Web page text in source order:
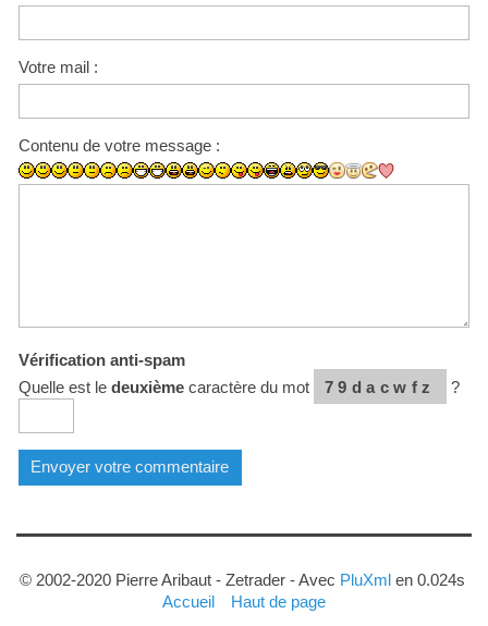
Votre mail :
Contenu de votre message :
Vérification anti-spam
Quelle est le deuxièmecaractère du mot 79dacwfz ?
© 2002-2020 Pierre Aribaut - Zetrader - Avec PluXmlen 0.024s
Accueil
Haut de page